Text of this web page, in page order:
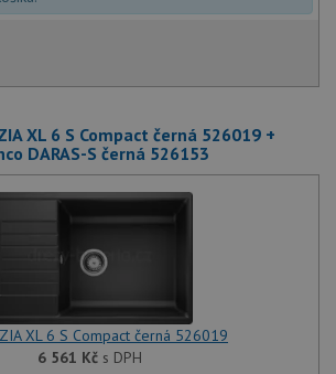
XL 6 S Compact černá 526019 +
DARAS-S černá 526153
XL 6 S Compact černá 526019
6 561 Kčs DPH